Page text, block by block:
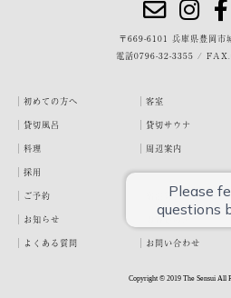
〒669-6101 兵庫県豊岡市
電話0796-32-3355 /
初めての方へ 客室
貸切風呂
貸切サウナ
料理
周辺案内
採用
ご予約
宿泊約款
お知らせ
お客様の声
よくある質問
お問い合わせ
Copyright © 2019 The Sensui All